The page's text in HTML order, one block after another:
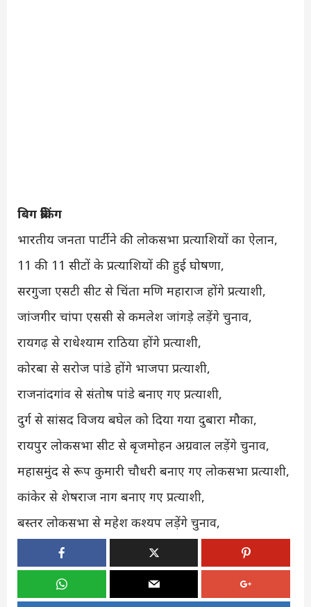
बिग ब्रेकिंग
भारतीय जनता पार्टी ने की लोकसभा प्रत्याशियों का ऐलान,
11 की 11 सीटों के प्रत्याशियों की हुई घोषणा,
सरगुजा एसटी सीट से चिंता मणि महाराज होंगे प्रत्याशी,
जांजगीर चांपा एससी से कमलेश जांगड़े लड़ेंगे चुनाव,
रायगढ़ से राधेश्याम राठिया होंगे प्रत्याशी,
कोरबा से सरोज पांडे होंगे भाजपा प्रत्याशी,
राजनांदगांव से संतोष पांडे बनाए गए प्रत्याशी,
दुर्ग से सांसद विजय बघेल को दिया गया दुबारा मौका,
रायपुर लोकसभा सीट से बृजमोहन अग्रवाल लड़ेंगे चुनाव,
महासमुंद से रूप कुमारी चौधरी बनाए गए लोकसभा प्रत्याशी,
कांकेर से शेषराज नाग बनाए गए प्रत्याशी,
बस्तर लोकसभा से महेश कश्यप लड़ेंगे चुनाव,